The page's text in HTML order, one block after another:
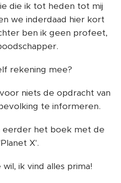
die ik tot heden tot mij
we inderdaad hier kort
ben ik geen profeet,
rekening mee?
niets de opdracht van
te informeren.
eerder het boek met de
X'.
ik vind alles prima!